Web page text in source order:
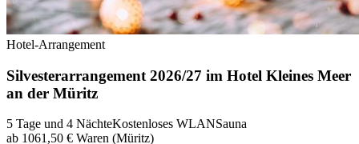
Hotel-Arrangement
Silvesterarrangement 2026/27 im Hotel Kleines Meer
an der Müritz
5 Tage und 4 NächteKostenloses WLANSauna
ab 1061,50 € Waren (Müritz)